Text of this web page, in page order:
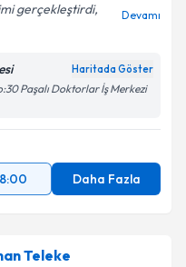
gerçekleştirdi,
Devamı
Haritada Göster
Paşalı Doktorlar İş Merkezi
Daha Fazla
Teleke